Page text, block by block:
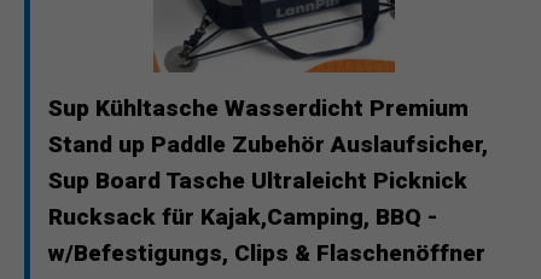
Sup Kühltasche Wasserdicht Premium
Stand up Paddle Zubehör Auslaufsicher,
Sup Board Tasche Ultraleicht Picknick
Rucksack für Kajak,Camping, BBQ -
w/Befestigungs, Clips & Flaschenöffner